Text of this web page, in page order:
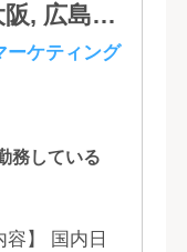
, 広島,
ーケティング
務している